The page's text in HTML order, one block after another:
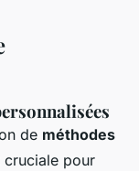
de méthodes
cruciale pour